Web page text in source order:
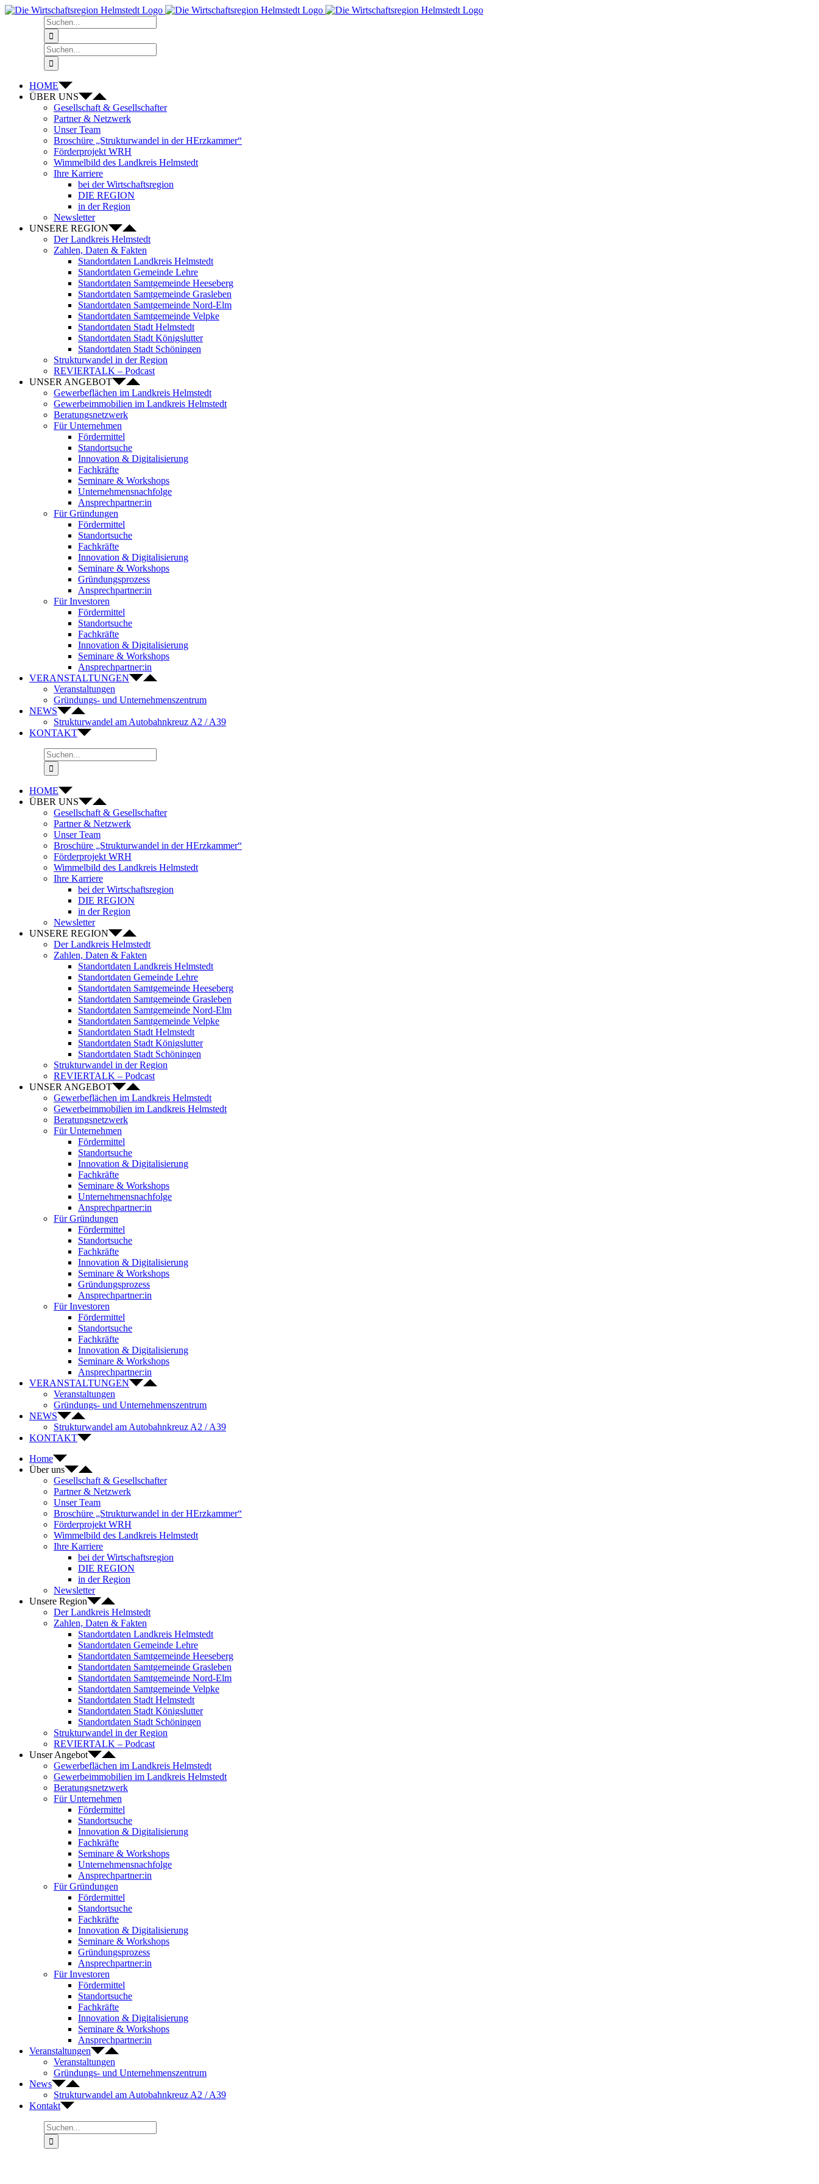
Zum
Suche
nach:
Suche
nach:
HOME
ÜBER UNS
Gesellschaft & Gesellschafter
Partner & Netzwerk
Unser Team
Broschüre „Strukturwandel in der HErzkammer“
Förderprojekt WRH
Wimmelbild des Landkreis Helmstedt
Ihre Karriere
bei der Wirtschaftsregion
DIE REGION
in der Region
Newsletter
UNSERE REGION
Der Landkreis Helmstedt
Zahlen, Daten & Fakten
Standortdaten Landkreis Helmstedt
Standortdaten Gemeinde Lehre
Standortdaten Samtgemeinde Heeseberg
Standortdaten Samtgemeinde Grasleben
Standortdaten Samtgemeinde Nord-Elm
Standortdaten Samtgemeinde Velpke
Standortdaten Stadt Helmstedt
Standortdaten Stadt Königslutter
Standortdaten Stadt Schöningen
Strukturwandel in der Region
REVIERTALK – Podcast
UNSER ANGEBOT
Gewerbeflächen im Landkreis Helmstedt
Gewerbeimmobilien im Landkreis Helmstedt
Beratungsnetzwerk
Für Unternehmen
Fördermittel
Standortsuche
Innovation & Digitalisierung
Fachkräfte
Seminare & Workshops
Unternehmensnachfolge
Ansprechpartner:in
Für Gründungen
Fördermittel
Standortsuche
Fachkräfte
Innovation & Digitalisierung
Seminare & Workshops
Gründungsprozess
Ansprechpartner:in
Für Investoren
Fördermittel
Standortsuche
Fachkräfte
Innovation & Digitalisierung
Seminare & Workshops
Ansprechpartner:in
VERANSTALTUNGEN
Veranstaltungen
Gründungs- und Unternehmenszentrum
NEWS
Strukturwandel am Autobahnkreuz A2 / A39
KONTAKT
Suche
nach:
HOME
ÜBER UNS
Gesellschaft & Gesellschafter
Partner & Netzwerk
Unser Team
Broschüre „Strukturwandel in der HErzkammer“
Förderprojekt WRH
Wimmelbild des Landkreis Helmstedt
Ihre Karriere
bei der Wirtschaftsregion
DIE REGION
in der Region
Newsletter
UNSERE REGION
Der Landkreis Helmstedt
Zahlen, Daten & Fakten
Standortdaten Landkreis Helmstedt
Standortdaten Gemeinde Lehre
Standortdaten Samtgemeinde Heeseberg
Standortdaten Samtgemeinde Grasleben
Standortdaten Samtgemeinde Nord-Elm
Standortdaten Samtgemeinde Velpke
Standortdaten Stadt Helmstedt
Standortdaten Stadt Königslutter
Standortdaten Stadt Schöningen
Strukturwandel in der Region
REVIERTALK – Podcast
UNSER ANGEBOT
Gewerbeflächen im Landkreis Helmstedt
Gewerbeimmobilien im Landkreis Helmstedt
Beratungsnetzwerk
Für Unternehmen
Fördermittel
Standortsuche
Innovation & Digitalisierung
Fachkräfte
Seminare & Workshops
Unternehmensnachfolge
Ansprechpartner:in
Für Gründungen
Fördermittel
Standortsuche
Fachkräfte
Innovation & Digitalisierung
Seminare & Workshops
Gründungsprozess
Ansprechpartner:in
Für Investoren
Fördermittel
Standortsuche
Fachkräfte
Innovation & Digitalisierung
Seminare & Workshops
Ansprechpartner:in
VERANSTALTUNGEN
Veranstaltungen
Gründungs- und Unternehmenszentrum
NEWS
Strukturwandel am Autobahnkreuz A2 / A39
KONTAKT
Home
Über uns
Gesellschaft & Gesellschafter
Partner & Netzwerk
Unser Team
Broschüre „Strukturwandel in der HErzkammer“
Förderprojekt WRH
Wimmelbild des Landkreis Helmstedt
Ihre Karriere
bei der Wirtschaftsregion
DIE REGION
in der Region
Newsletter
Unsere Region
Der Landkreis Helmstedt
Zahlen, Daten & Fakten
Standortdaten Landkreis Helmstedt
Standortdaten Gemeinde Lehre
Standortdaten Samtgemeinde Heeseberg
Standortdaten Samtgemeinde Grasleben
Standortdaten Samtgemeinde Nord-Elm
Standortdaten Samtgemeinde Velpke
Standortdaten Stadt Helmstedt
Standortdaten Stadt Königslutter
Standortdaten Stadt Schöningen
Strukturwandel in der Region
REVIERTALK – Podcast
Unser Angebot
Gewerbeflächen im Landkreis Helmstedt
Gewerbeimmobilien im Landkreis Helmstedt
Beratungsnetzwerk
Für Unternehmen
Fördermittel
Standortsuche
Innovation & Digitalisierung
Fachkräfte
Seminare & Workshops
Unternehmensnachfolge
Ansprechpartner:in
Für Gründungen
Fördermittel
Standortsuche
Fachkräfte
Innovation & Digitalisierung
Seminare & Workshops
Gründungsprozess
Ansprechpartner:in
Für Investoren
Fördermittel
Standortsuche
Fachkräfte
Innovation & Digitalisierung
Seminare & Workshops
Ansprechpartner:in
Veranstaltungen
Veranstaltungen
Gründungs- und Unternehmenszentrum
News
Strukturwandel am Autobahnkreuz A2 / A39
Kontakt
Suche
nach: